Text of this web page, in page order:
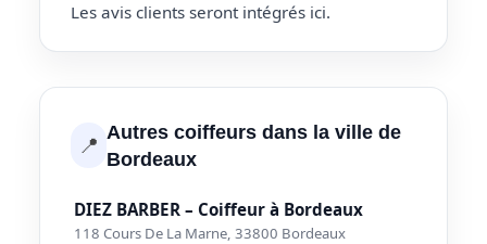
Les avis clients seront intégrés ici.
📍 Autres coiffeurs dans la ville de
Bordeaux
DIEZ BARBER – Coiffeur à Bordeaux
118 Cours De La Marne, 33800 Bordeaux